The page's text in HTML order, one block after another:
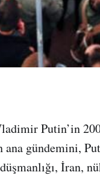
Putin’in
ana gündemini,
İran,